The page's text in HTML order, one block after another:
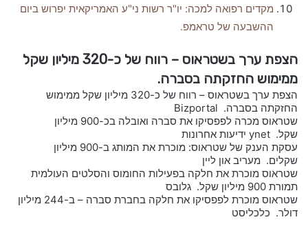
מקדים רפואה למכה: יו"ר רשות ני"ע האמריקאית יפרוש ביום
ההשבעה של טראמפ.
הצפת ערך בשטראוס – רווח של כ-320 מיליון שקל
ממימוש החזקתה בסברה.
הצפת ערך בשטראוס – רווח של כ-320 מיליון שקל ממימוש
החזקתה בסברה. Bizportal
שטראוס מכרה לפפסיקו את סברה ואובלה בכ-900 מיליון
שקל. ynet ידיעות אחרונות
עסקת הענק של שטראוס: מוכרת את המותג ב-900 מיליון
שקלים. מעריב און ליין
שטראוס מוכרת את חלקה בפעילות החומוס והסלטים העולמית
תמורת 900 מיליון שקל. גלובס
שטראוס מוכרת לפפסיקו את חלקה בחברת סברה – ב-244 מיליון
דולר. כלכליסט